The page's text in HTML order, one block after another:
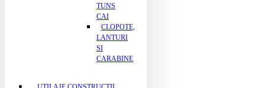
TUNS
CAI
CLOPOTE,
LANTURI
SI
CARABINE